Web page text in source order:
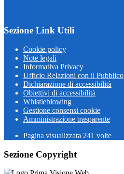
Sezione Link Utili
Cookie policy
Note legali
Informativa Privacy
Ufficio Relazioni con il Pubblico
Dichiarazione di accessibilità
Obiettivi di accessibilità
Whistleblowing
Gestione consensi cookie
Amministrazione trasparente
Pagina visualizzata 241 volte
Sezione Copyright